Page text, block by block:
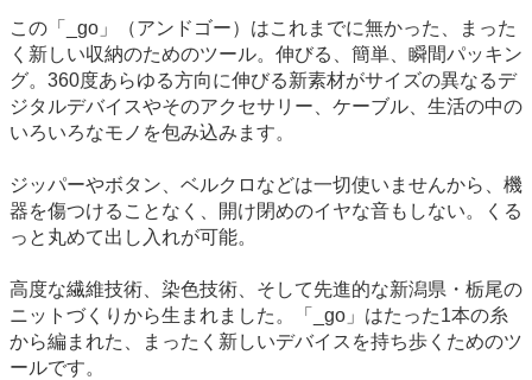
この「_go」（アンドゴー）はこれまでに無かった、まった
く新しい収納のためのツール。伸びる、簡単、瞬間パッキン
グ。360度あらゆる方向に伸びる新素材がサイズの異なるデ
ジタルデバイスやそのアクセサリー、ケーブル、生活の中の
いろいろなモノを包み込みます。
ジッパーやボタン、ベルクロなどは一切使いませんから、機
器を傷つけることなく、開け閉めのイヤな音もしない。くる
っと丸めて出し入れが可能。
高度な繊維技術、染色技術、そして先進的な新潟県・栃尾の
ニットづくりから生まれました。「_go」はたった1本の糸
から編まれた、まったく新しいデバイスを持ち歩くためのツ
ールです。